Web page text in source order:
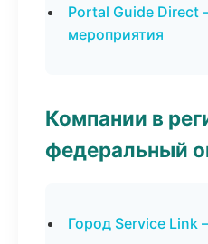
Portal Guide
мероприятия
Компании в
федеральный
Город Service Link